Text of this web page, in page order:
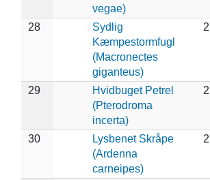
vegae)
28
Sydlig
Kæmpestormfugl
(Macronectes
giganteus)
2
29
Hvidbuget Petrel
(Pterodroma
incerta)
2
30
Lysbenet Skråpe
(Ardenna
carneipes)
2